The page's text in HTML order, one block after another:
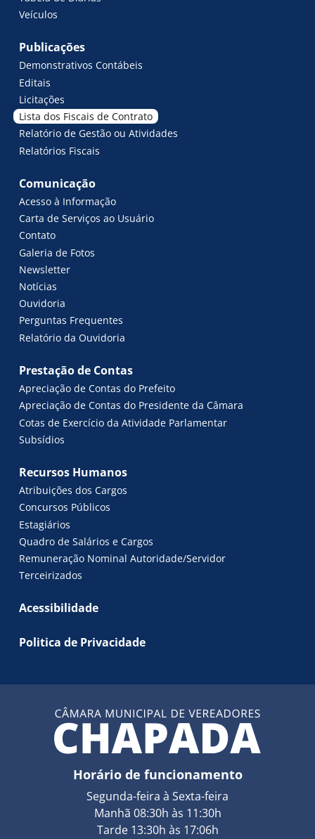
Veículos
Publicações
Demonstrativos Contábeis
Editais
Licitações
Lista dos Fiscais de Contrato
Relatório de Gestão ou Atividades
Relatórios Fiscais
Comunicação
Acesso à Informação
Carta de Serviços ao Usuário
Contato
Galeria de Fotos
Newsletter
Notícias
Ouvidoria
Perguntas Frequentes
Relatório da Ouvidoria
Prestação de Contas
Apreciação de Contas do Prefeito
Apreciação de Contas do Presidente da Câmara
Cotas de Exercício da Atividade Parlamentar
Subsídios
Recursos Humanos
Atribuições dos Cargos
Concursos Públicos
Estagiários
Quadro de Salários e Cargos
Remuneração Nominal Autoridade/Servidor
Terceirizados
Acessibilidade
Politica de Privacidade
Horário de funcionamento
Segunda-feira à Sexta-feira
Manhã 08:30h às 11:30h
Tarde 13:30h às 17:06h